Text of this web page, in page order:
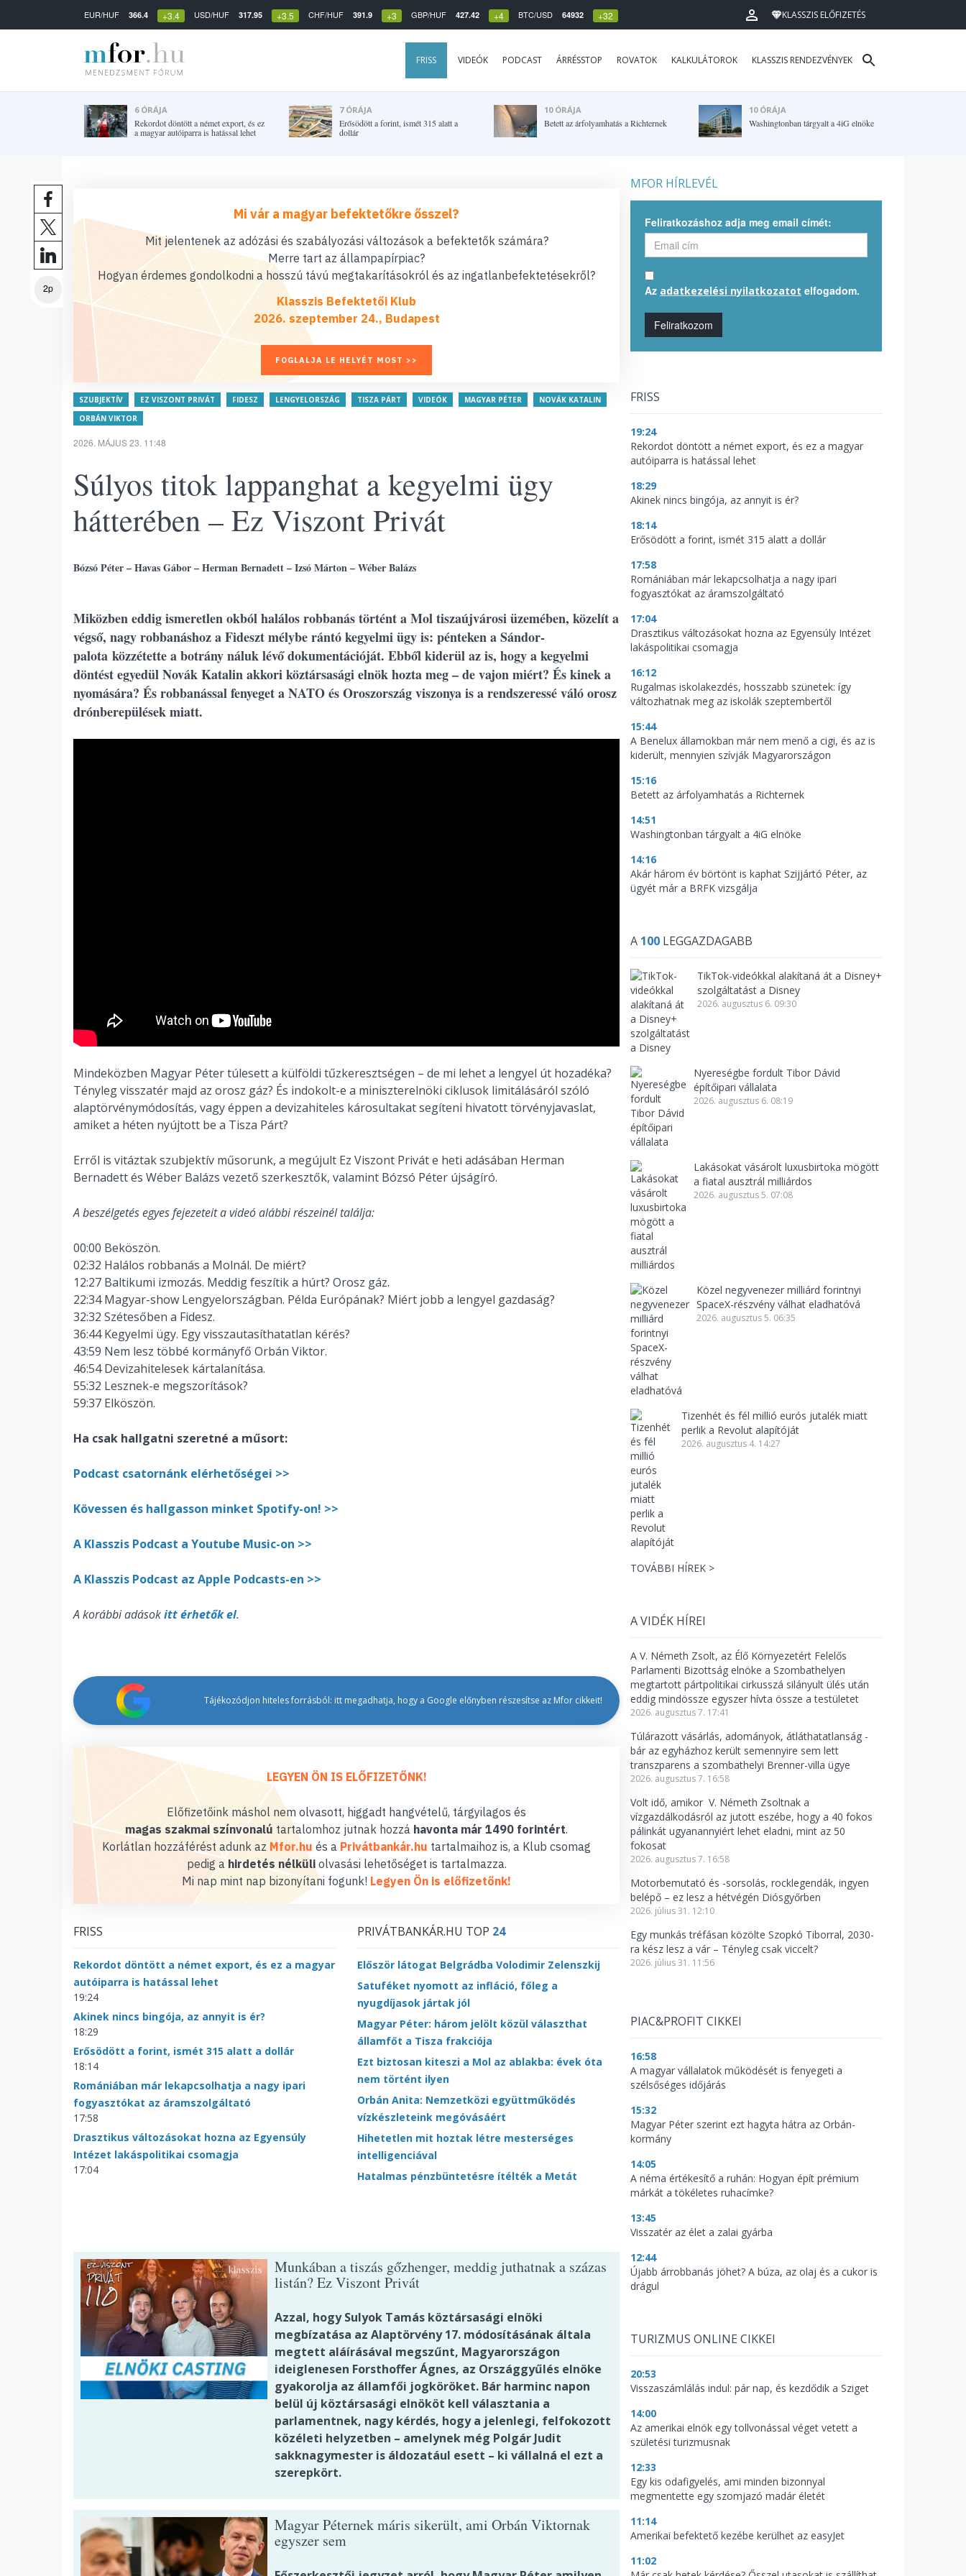
EUR/HUF 366.4 +3.4 USD/HUF 317.95 +3.5 CHF/HUF 391.9 +3 GBP/HUF 427.42 +4 BTC/USD 64932 +32 KLASSZIS ELŐFIZETÉS
FRISS VIDEÓK PODCAST ÁRRÉSSTOP ROVATOK KALKULÁTOROK KLASSZIS RENDEZVÉNYEK
6 ÓRÁJA
Rekordot döntött a német export, és ez
a magyar autóiparra is hatással lehet
7 ÓRÁJA
Erősödött a forint, ismét 315 alatt a
dollár
10 ÓRÁJA
Betett az árfolyamhatás a Richternek
10 ÓRÁJA
Washingtonban tárgyalt a 4iG elnöke
2p
Mi vár a magyar befektetőkre ősszel?
Mit jelentenek az adózási és szabályozási változások a befektetők számára?
Merre tart az állampapírpiac?
Hogyan érdemes gondolkodni a hosszú távú megtakarításokról és az ingatlanbefektetésekről?
Klasszis Befektetői Klub
2026. szeptember 24., Budapest
FOGLALJA LE HELYÉT MOST >>
SZUBJEKTÍV EZ VISZONT PRIVÁT FIDESZ LENGYELORSZÁG TISZA PÁRT VIDEÓK MAGYAR PÉTER
NOVÁK KATALIN
ORBÁN VIKTOR
2026. MÁJUS 23. 11:48
Súlyos titok lappanghat a kegyelmi ügy
hátterében – Ez Viszont Privát
Bózsó Péter – Havas Gábor – Herman Bernadett – Izsó Márton – Wéber Balázs
Miközben eddig ismeretlen okból halálos robbanás történt a Mol tiszaújvárosi üzemében, közelít a
végső, nagy robbanáshoz a Fideszt mélybe rántó kegyelmi ügy is: pénteken a Sándor-
palota közzétette a botrány náluk lévő dokumentációját. Ebből kiderül az is, hogy a kegyelmi
döntést egyedül Novák Katalin akkori köztársasági elnök hozta meg – de vajon miért? És kinek a
nyomására? És robbanással fenyeget a NATO és Oroszország viszonya is a rendszeressé váló orosz
drónberepülések miatt.
Mindeközben Magyar Péter túlesett a külföldi tűzkeresztségen – de mi lehet a lengyel út hozadéka?
Tényleg visszatér majd az orosz gáz? És indokolt-e a miniszterelnöki ciklusok limitálásáról szóló
alaptörvénymódosítás, vagy éppen a devizahiteles károsultakat segíteni hivatott törvényjavaslat,
amiket a héten nyújtott be a Tisza Párt?
Erről is vitáztak szubjektív műsorunk, a megújult Ez Viszont Privát e heti adásában Herman
Bernadett és Wéber Balázs vezető szerkesztők, valamint Bózsó Péter újságíró.
A beszélgetés egyes fejezeteit a videó alábbi részeinél találja:
00:00 Beköszön.
02:32 Halálos robbanás a Molnál. De miért?
12:27 Baltikumi izmozás. Meddig feszítik a húrt? Orosz gáz.
22:34 Magyar-show Lengyelországban. Példa Európának? Miért jobb a lengyel gazdaság?
32:32 Szétesőben a Fidesz.
36:44 Kegyelmi ügy. Egy visszautasíthatatlan kérés?
43:59 Nem lesz többé kormányfő Orbán Viktor.
46:54 Devizahitelesek kártalanítása.
55:32 Lesznek-e megszorítások?
59:37 Elköszön.
Ha csak hallgatni szeretné a műsort:
Podcast csatornánk elérhetőségei >>
Kövessen és hallgasson minket Spotify-on! >>
A Klasszis Podcast a Youtube Music-on >>
A Klasszis Podcast az Apple Podcasts-en >>
A korábbi adásokitt érhetők el.
Tájékozódjon hiteles forrásból: itt megadhatja, hogy a Google előnyben részesítse az Mfor cikkeit!
LEGYEN ÖN IS ELŐFIZETŐNK!
Előfizetőink máshol nem olvasott, higgadt hangvételű, tárgyilagos és
magas szakmai színvonalú tartalomhoz jutnak hozzá havonta már 1490 forintért.
Korlátlan hozzáférést adunk az Mfor.hu és a Privátbankár.hu tartalmaihoz is, a Klub csomag
pedig ahirdetés nélküliolvasási lehetőséget is tartalmazza.
Mi nap mint nap bizonyítani fogunk! Legyen Ön is előfizetőnk!
FRISS
Rekordot döntött a német export, és ez a magyar
autóiparra is hatással lehet
19:24
Akinek nincs bingója, az annyit is ér?
18:29
Erősödött a forint, ismét 315 alatt a dollár
18:14
Romániában már lekapcsolhatja a nagy ipari
fogyasztókat az áramszolgáltató
17:58
Drasztikus változásokat hozna az Egyensúly
Intézet lakáspolitikai csomagja
17:04
PRIVÁTBANKÁR.HU TOP 24
Először látogat Belgrádba Volodimir Zelenszkij
Satuféket nyomott az infláció, főleg a
nyugdíjasok jártak jól
Magyar Péter: három jelölt közül választhat
államfőt a Tisza frakciója
Ezt biztosan kiteszi a Mol az ablakba: évek óta
nem történt ilyen
Orbán Anita: Nemzetközi együttműködés
vízkészleteink megóvásáért
Hihetetlen mit hoztak létre mesterséges
intelligenciával
Hatalmas pénzbüntetésre ítélték a Metát
Munkában a tiszás gőzhenger, meddig juthatnak a százas
listán? Ez Viszont Privát
Azzal, hogy Sulyok Tamás köztársasági elnöki
megbízatása az Alaptörvény 17. módosításának általa
megtett aláírásával megszűnt, Magyarországon
ideiglenesen Forsthoffer Ágnes, az Országgyűlés elnöke
gyakorolja az államfői jogköröket. Bár harminc napon
belül új köztársasági elnököt kell választania a
parlamentnek, nagy kérdés, hogy a jelenlegi, felfokozott
közéleti helyzetben – amelynek még Polgár Judit
sakknagymester is áldozatául esett – ki vállalná el ezt a
szerepkört.
Magyar Péternek máris sikerült, ami Orbán Viktornak
egyszer sem
MFOR HÍRLEVÉL
Feliratkozáshoz adja meg email címét:
Az adatkezelési nyilatkozatot elfogadom.
Feliratkozom
FRISS
19:24
Rekordot döntött a német export, és ez a magyar
autóiparra is hatással lehet
18:29
Akinek nincs bingója, az annyit is ér?
18:14
Erősödött a forint, ismét 315 alatt a dollár
17:58
Romániában már lekapcsolhatja a nagy ipari
fogyasztókat az áramszolgáltató
17:04
Drasztikus változásokat hozna az Egyensúly Intézet
lakáspolitikai csomagja
16:12
Rugalmas iskolakezdés, hosszabb szünetek: így
változhatnak meg az iskolák szeptembertől
15:44
A Benelux államokban már nem menő a cigi, és az is
kiderült, mennyien szívják Magyarországon
15:16
Betett az árfolyamhatás a Richternek
14:51
Washingtonban tárgyalt a 4iG elnöke
14:16
Akár három év börtönt is kaphat Szijjártó Péter, az
ügyét már a BRFK vizsgálja
A 100 LEGGAZDAGABB
TikTok-videókkal alakítaná át a Disney+
szolgáltatást a Disney
2026. augusztus 6. 09:30
Nyereségbe fordult Tibor Dávid
építőipari vállalata
2026. augusztus 6. 08:19
Lakásokat vásárolt luxusbirtoka mögött
a fiatal ausztrál milliárdos
2026. augusztus 5. 07:08
Közel negyvenezer milliárd forintnyi
SpaceX-részvény válhat eladhatóvá
2026. augusztus 5. 06:35
Tizenhét és fél millió eurós jutalék miatt
perlik a Revolut alapítóját
2026. augusztus 4. 14:27
TOVÁBBI HÍREK >
A VIDÉK HÍREI
A V. Németh Zsolt, az Élő Környezetért Felelős
Parlamenti Bizottság elnöke a Szombathelyen
megtartott pártpolitikai cirkusszá silányult ülés után
eddig mindössze egyszer hívta össze a testületet
2026. augusztus 7. 17:41
Túlárazott vásárlás, adományok, átláthatatlanság -
bár az egyházhoz került semennyire sem lett
transzparens a szombathelyi Brenner-villa ügye
2026. augusztus 7. 16:58
Volt idő, amikor V. Németh Zsoltnak a
vízgazdálkodásról az jutott eszébe, hogy a 40 fokos
pálinkát ugyanannyiért lehet eladni, mint az 50
fokosat
2026. augusztus 7. 16:58
Motorbemutató és -sorsolás, rocklegendák, ingyen
belépő – ez lesz a hétvégén Diósgyőrben
2026. július 31. 12:10
Egy munkás tréfásan közölte Szopkó Tiborral, 2030-
ra kész lesz a vár – Tényleg csak viccelt?
2026. július 31. 11:56
PIAC&PROFIT CIKKEI
16:58
A magyar vállalatok működését is fenyegeti a
szélsőséges időjárás
15:32
Magyar Péter szerint ezt hagyta hátra az Orbán-
kormány
14:05
A néma értékesítő a ruhán: Hogyan épít prémium
márkát a tökéletes ruhacímke?
13:45
Visszatér az élet a zalai gyárba
12:44
Újabb árrobbanás jöhet? A búza, az olaj és a cukor is
drágul
TURIZMUS ONLINE CIKKEI
20:53
Visszaszámlálás indul: pár nap, és kezdődik a Sziget
14:00
Az amerikai elnök egy tollvonással véget vetett a
születési turizmusnak
12:33
Egy kis odafigyelés, ami minden bizonnyal
megmentette egy szomjazó madár életét
11:14
Amerikai befektető kezébe kerülhet az easyJet
11:02